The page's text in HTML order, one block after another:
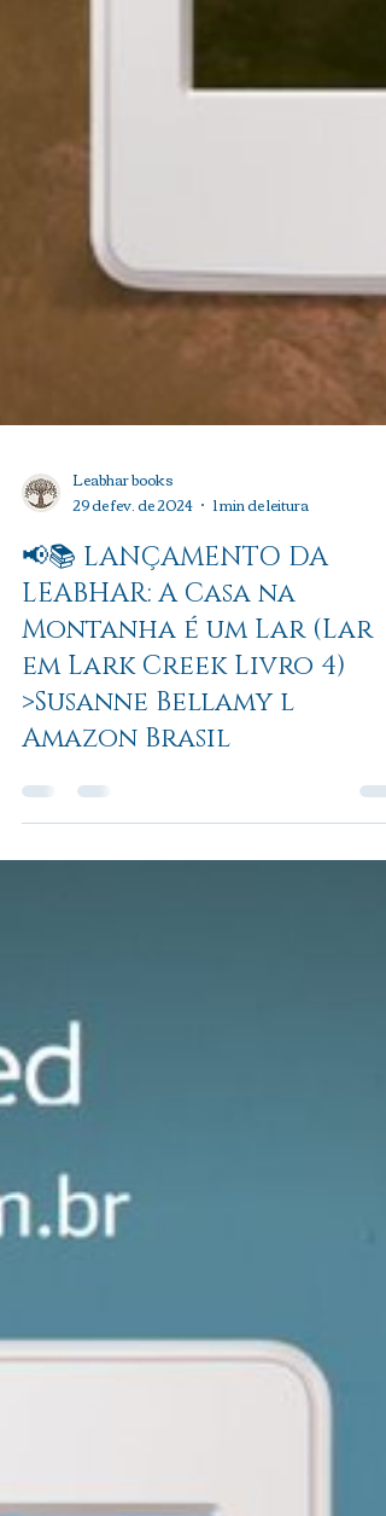
Leabhar books
29 de fev. de 2024
1 min de leitura
📢📚 LANÇAMENTO DA
LEABHAR: A Casa na
Montanha é um Lar (Lar
em Lark Creek Livro 4)